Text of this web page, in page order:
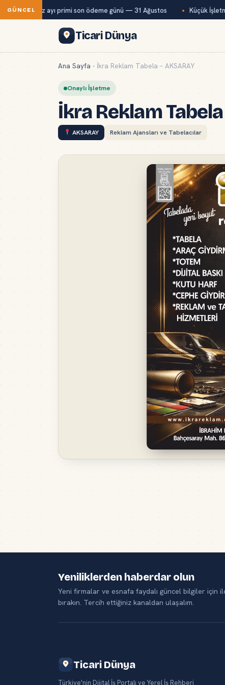
GÜNCEL
Kur temmuz ayı primi son ödeme günü — 31 Ağustos Küçük
Ticari Dünya
Ana Sayfa - İkra Reklam Tabela – AKSARAY
Onaylı İşletme
İkra Reklam Tabela
AKSARAY Reklam Ajansları ve Tabelacılar
Yeniliklerden haberdar olun
Yeni firmalar ve esnafa faydalı güncel bilgiler için
bırakın. Tercih ettiğiniz kanaldan ulaşalım.
Ticari Dünya
Türkiye'nin Dijital İş Portalı ve Yerel İş Rehberi